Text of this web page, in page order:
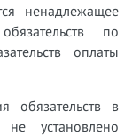
ненадлежащее
по
оплаты
обязательств в
установлено